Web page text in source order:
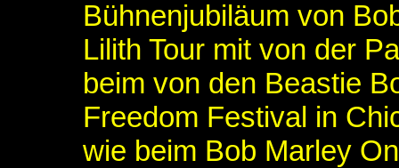
Bühnenjubiläum von
Lilith Tour mit von der
beim von den Beastie
Freedom Festival in
wie beim Bob Marley